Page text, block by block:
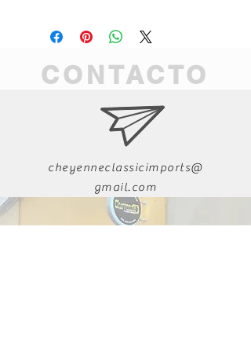
CONTACTO
cheyenneclassicimports@
gmail.com